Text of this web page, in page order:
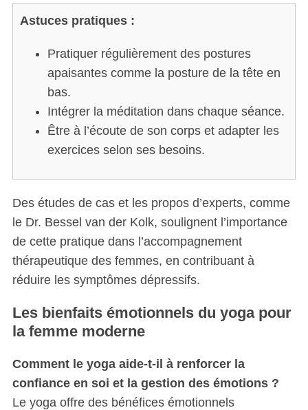
Astuces pratiques :
Pratiquer régulièrement des postures
apaisantes comme la posture de la tête en
bas.
Intégrer la méditation dans chaque séance.
Être à l’écoute de son corps et adapter les
exercices selon ses besoins.
Des études de cas et les propos d’experts, comme
le Dr. Bessel van der Kolk, soulignent l’importance
de cette pratique dans l’accompagnement
thérapeutique des femmes, en contribuant à
réduire les symptômes dépressifs.
Les bienfaits émotionnels du yoga pour
la femme moderne
Comment le yoga aide-t-il à renforcer la
confiance en soi et la gestion des émotions ?
Le yoga offre des bénéfices émotionnels
c
f
o
r